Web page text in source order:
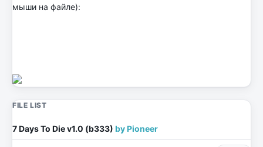
мыши на файле):
FILE LIST
7 Days To Die v1.0 (b333) by Pioneer